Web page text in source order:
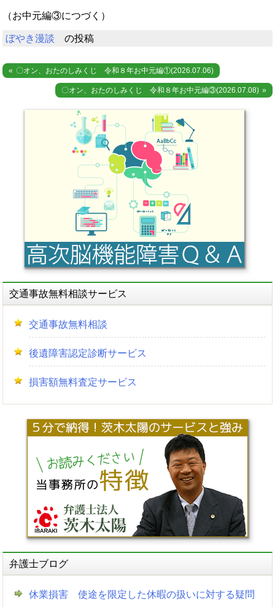
（お中元編③につづく）
ぼやき漫談 の投稿
投 〇オン、おたのしみくじ 令和８年お中元編①(2026.07.06)
〇オン、おたのしみくじ 令和８年お中元編③(2026.07.08)
交通事故無料相談サービス
交通事故無料相談
後遺障害認定診断サービス
損害額無料査定サービス
弁護士ブログ
休業損害 使途を限定した休暇の扱いに対する疑問